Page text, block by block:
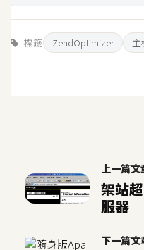
標籤 ZendOptimizer 主
上一篇文
架站
服器
下一篇文